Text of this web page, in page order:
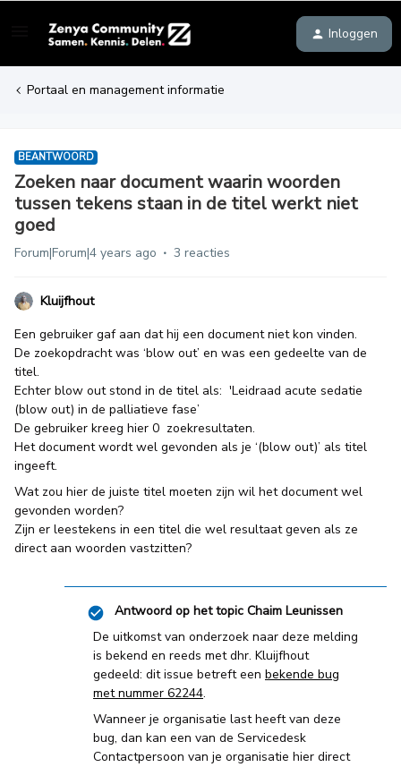
Inloggen
Portaal en management informatie
BEANTWOORD
Zoeken naar document waarin woorden
tussen tekens staan in de titel werkt niet
goed
Forum|Forum|4 years ago 3 reacties
Kluijfhout
Een gebruiker gaf aan dat hij een document niet kon vinden.
De zoekopdracht was ‘blow out’ en was een gedeelte van de
titel.
Echter blow out stond in de titel als: 'Leidraad acute sedatie
(blow out) in de palliatieve fase’
De gebruiker kreeg hier 0 zoekresultaten.
Het document wordt wel gevonden als je ‘(blow out)’ als titel
ingeeft.
Wat zou hier de juiste titel moeten zijn wil het document wel
gevonden worden?
Zijn er leestekens in een titel die wel resultaat geven als ze
direct aan woorden vastzitten?
Antwoord op het topic Chaim Leunissen
De uitkomst van onderzoek naar deze melding
is bekend en reeds met dhr. Kluijfhout
gedeeld: dit issue betreft een bekende bug
met nummer 62244.
Wanneer je organisatie last heeft van deze
bug, dan kan een van de Servicedesk
Contactpersoon van je organisatie hier direct